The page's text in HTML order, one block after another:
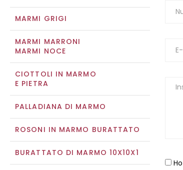
MARMI GRIGI
MARMI MARRONI
MARMI NOCE
CIOTTOLI IN MARMO
E PIETRA
PALLADIANA DI MARMO
ROSONI IN MARMO BURATTATO
BURATTATO DI MARMO 10X10X1